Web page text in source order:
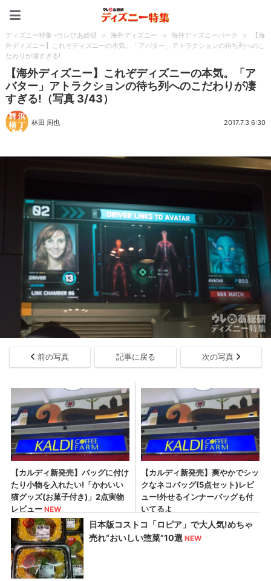
ディズニー特集 -ウレぴあ総研 > 海外ディズニー > 海外ディズニーパーク >
【海
外ディズニー】これぞディズニーの本気。「アバター」アトラクションの待ち列へのこ
だわりが凄すぎる!
【海外ディズニー】これぞディズニーの本気。「ア
バター」アトラクションの待ち列へのこだわりが凄
すぎる!（写真 3/43）
林田 周也 2017.7.3 6:30
前の写真 記事に戻る 次の写真